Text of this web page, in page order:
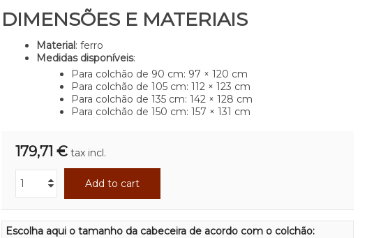
DIMENSÕES E MATERIAIS
Material: ferro
Medidas disponíveis:
Para colchão de 90 cm: 97 × 120 cm
Para colchão de 105 cm: 112 × 123 cm
Para colchão de 135 cm: 142 × 128 cm
Para colchão de 150 cm: 157 × 131 cm
179,71 € tax incl.
Add to cart
Escolha aqui o tamanho da cabeceira de acordo com o colchão: